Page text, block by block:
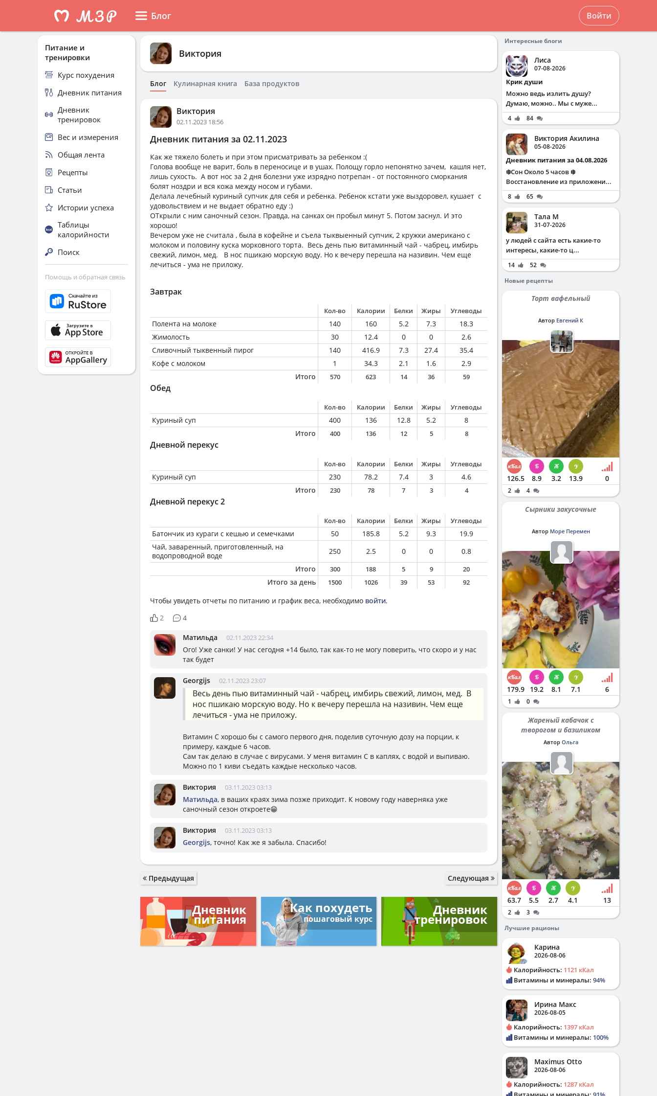
Блог Войти
Виктория
Блог Кулинарная книга База продуктов
Виктория
02.11.2023 18:56
Дневник питания за 02.11.2023
Как же тяжело болеть и при этом присматривать за ребенком :(
Голова вообще не варит, боль в переносице и в ушах. Полощу горло непонятно зачем, кашля нет,
лишь сухость. А вот нос за 2 дня болезни уже изрядно потрепан - от постоянного сморкания
болят ноздри и вся кожа между носом и губами.
Делала лечебный куриный супчик для себя и ребенка. Ребенок кстати уже выздоровел, кушает с
удовольствием и не выдает обратно еду :)
ОТкрыли с ним саночный сезон. Правда, на санках он пробыл минут 5. Потом заснул. И это
хорошо!
Вечером уже не считала , была в кофейне и съела тыквыенный супчик, 2 кружки американо с
молоком и половину куска морковного торта. Весь день пью витаминный чай - чабрец, имбирь
свежий, лимон, мед. В нос пшикаю морскую воду. Но к вечеру перешла на називин. Чем еще
лечиться - ума не приложу.
Завтрак
Кол-во Калории Белки Жиры Углеводы
Полента на молоке 140 160 5.2 7.3
18.3
Жимолость
30 12.4 0 0
2.6
Сливочный тыквенный пирог
140 416.9 7.3 27.4
35.4
Кофе с молоком
1 34.3 2.1 1.6
2.9
Итого
570 623 14 36 59
Обед
Кол-во Калории Белки Жиры Углеводы
Куриный суп 400 136 12.8 5.2
8
Итого
400 136 12 5 8
Дневной перекус
Кол-во Калории Белки Жиры Углеводы
Куриный суп 230 78.2 7.4 3
4.6
Итого
230 78 7 3 4
Дневной перекус 2
Кол-во Калории Белки Жиры Углеводы
Батончик из кураги с кешью и семечками 50 185.8 5.2 9.3
19.9
Чай, заваренный, приготовленный, на
водопроводной воде
250 2.5 0 0
0.8
Итого
300 188 5 9 20
Итого за день 1500 1026 39 53 92
Чтобы увидеть отчеты по питанию и график веса, необходимо войти.
2
4
Матильда 02.11.2023 22:34
Ого! Уже санки! У нас сегодня +14 было, так как-то не могу поверить, что скоро и у нас
так будет
Georgijs 02.11.2023 23:07
Весь день пью витаминный чай - чабрец, имбирь свежий, лимон, мед. В
нос пшикаю морскую воду. Но к вечеру перешла на називин. Чем еще
лечиться - ума не приложу.
Витамин С хорошо бы с самого первого дня, поделив суточную дозу на порции, к
примеру, каждые 6 часов.
Сам так делаю в случае с вирусами. У меня витамин С в каплях, с водой и выпиваю.
Можно по 1 киви съедать каждые несколько часов.
Виктория 03.11.2023 03:13
Матильда, в ваших краях зима позже приходит. К новому году наверняка уже
саночный сезон откроете😁
Виктория 03.11.2023 03:13
Georgijs, точно! Как же я забыла. Спасибо!
Предыдущая Следующая
Дневник
питания
Как похудеть
пошаговый курс
Дневник
тренировок
Питание и
тренировки
Курс похудения
Дневник питания
Дневник
тренировок
Вес и измерения
Общая лента
Рецепты
Статьи
Истории успеха
Таблицы
калорийности
Поиск
Помощь и обратная связь
Интересные блоги
Лиса
07-08-2026
Крик души
Можно ведь излить душу?
Думаю, можно.. Мы с муже...
4 84
Виктория Акилина
05-08-2026
Дневник питания за 04.08.2026
❄️Сон Около 5 часов ❄️
Восстановление из приложени...
8 65
Тала М
31-07-2026
у людей с сайта есть какие-то
интересы, какие-то ц...
14
52
Новые рецепты
Торт вафельный
Автор Евгений К
126.5 8.9 3.2 13.9 0
2 4
Сырники закусочные
Автор Море Перемен
179.9 19.2 8.1 7.1 6
1 0
Жареный кабачок с
творогом и базиликом
Автор Ольга
63.7 5.5 2.7 4.1 13
2
3
Лучшие рационы
Карина
2026-08-06
Калорийность: 1121 кКал
Витамины и минералы: 94%
Ирина Макс
2026-08-05
Калорийность: 1397 кКал
Витамины и минералы: 100%
Maximus Otto
2026-08-06
Калорийность: 1287 кКал